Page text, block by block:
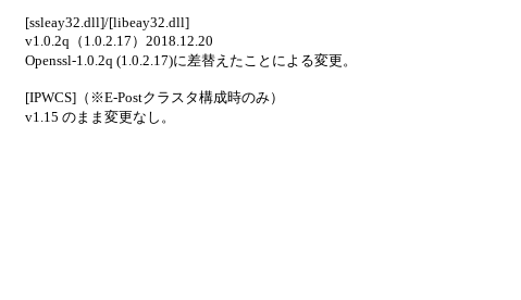
[ssleay32.dll]/[libeay32.dll]
v1.0.2q（1.0.2.17）2018.12.20
Openssl-1.0.2q (1.0.2.17)に差替えたことによる変更。
[IPWCS]（※E-Postクラスタ構成時のみ）
v1.15 のまま変更なし。